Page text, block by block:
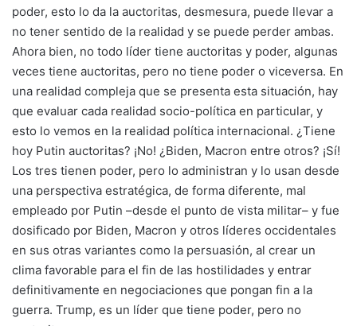
poder, esto lo da la auctoritas, desmesura, puede llevar a
no tener sentido de la realidad y se puede perder ambas.
Ahora bien, no todo líder tiene auctoritas y poder, algunas
veces tiene auctoritas, pero no tiene poder o viceversa. En
una realidad compleja que se presenta esta situación, hay
que evaluar cada realidad socio-política en particular, y
esto lo vemos en la realidad política internacional. ¿Tiene
hoy Putin auctoritas? ¡No! ¿Biden, Macron entre otros? ¡Sí!
Los tres tienen poder, pero lo administran y lo usan desde
una perspectiva estratégica, de forma diferente, mal
empleado por Putin –desde el punto de vista militar– y fue
dosificado por Biden, Macron y otros líderes occidentales
en sus otras variantes como la persuasión, al crear un
clima favorable para el fin de las hostilidades y entrar
definitivamente en negociaciones que pongan fin a la
guerra. Trump, es un líder que tiene poder, pero no